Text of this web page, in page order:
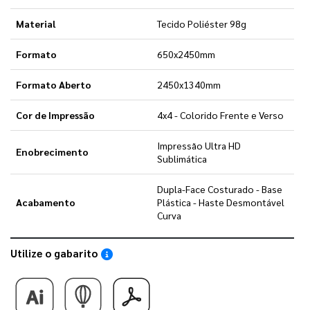
Material Tecido Poliéster 98g
Formato 650x2450mm
Formato Aberto 2450x1340mm
Cor de Impressão 4x4 - Colorido Frente e Verso
Enobrecimento
Impressão Ultra HD
Sublimática
Acabamento
Dupla-Face Costurado - Base
Plástica - Haste Desmontável
Curva
Utilize o gabarito Saiba como utilizar os nossos gabaritos